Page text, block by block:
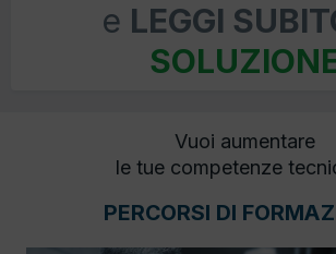
e LEGGI
Vuoi aumentare
le tue competenze
PERCORSI DI